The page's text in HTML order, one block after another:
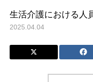
生活介護における人
2025.04.04